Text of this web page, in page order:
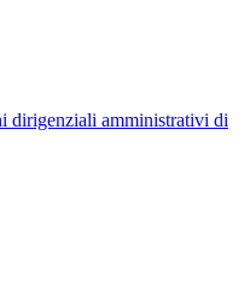
dirigenziali amministrativi di